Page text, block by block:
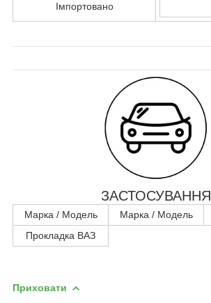
Імпортовано
ЗАСТОСУВАННЯ
Марка / Модель Марка / Модель
Прокладка ВАЗ
Приховати